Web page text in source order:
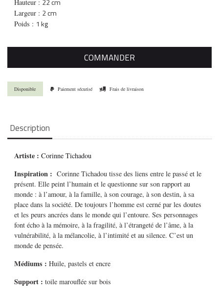
Hauteur : 22 cm
Largeur : 2 cm
Poids : 1 kg
COMMANDER
Disponible Paiement sécurisé Frais de livraison
Description
Artiste :Corinne Tichadou
Inspiration :Corinne Tichadou tisse des liens entre le passé et le
présent. Elle peint l’humain et le questionne sur son rapport au
monde : à l’amour, à la famille, à son courage, à son destin, à sa
place dans la société. De toujours l’homme est cerné par les doutes
et les peurs ancrées dans le monde qui l’entoure. Ses personnages
font écho à la mémoire, à la fragilité, à l’étrangeté de l’âme, à la
vulnérabilité, à la mélancolie, à l’intimité et au silence. C’est un
monde de pensée.
Médiums :Huile, pastels et encre
Support : toile marouflée sur bois